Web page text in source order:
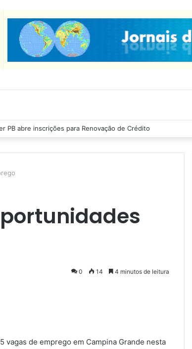
inspeciona obras da última etapa do Centro de Convenções
0 14 4 minutos de leitura
vagas de emprego em Campina Grande nesta